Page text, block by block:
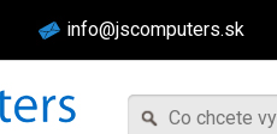
info@jscomputers.sk